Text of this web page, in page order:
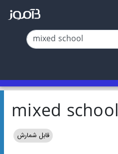
mixed school
قابل شمارش